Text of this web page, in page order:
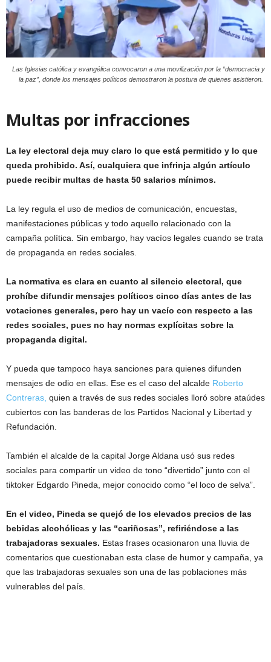
Las Iglesias católica y evangélica convocaron a una movilización por la “democracia y
la paz”, donde los mensajes políticos demostraron la postura de quienes asistieron.
Multas por infracciones
La ley electoral deja muy claro lo que está permitido y lo que
queda prohibido. Así, cualquiera que infrinja algún artículo
puede recibir multas de hasta 50 salarios mínimos.
La ley regula el uso de medios de comunicación, encuestas,
manifestaciones públicas y todo aquello relacionado con la
campaña política. Sin embargo, hay vacíos legales cuando se trata
de propaganda en redes sociales.
La normativa es clara en cuanto al silencio electoral, que
prohíbe difundir mensajes políticos cinco días antes de las
votaciones generales, pero hay un vacío con respecto a las
redes sociales, pues no hay normas explícitas sobre la
propaganda digital.
Y pueda que tampoco haya sanciones para quienes difunden
mensajes de odio en ellas. Ese es el caso del alcalde Roberto
Contreras, quien a través de sus redes sociales lloró sobre ataúdes
cubiertos con las banderas de los Partidos Nacional y Libertad y
Refundación.
También el alcalde de la capital Jorge Aldana usó sus redes
sociales para compartir un video de tono “divertido” junto con el
tiktoker Edgardo Pineda, mejor conocido como “el loco de selva”.
En el video, Pineda se quejó de los elevados precios de las
bebidas alcohólicas y las “cariñosas”, refiriéndose a las
trabajadoras sexuales. Estas frases ocasionaron una lluvia de
comentarios que cuestionaban esta clase de humor y campaña, ya
que las trabajadoras sexuales son una de las poblaciones más
vulnerables del país.